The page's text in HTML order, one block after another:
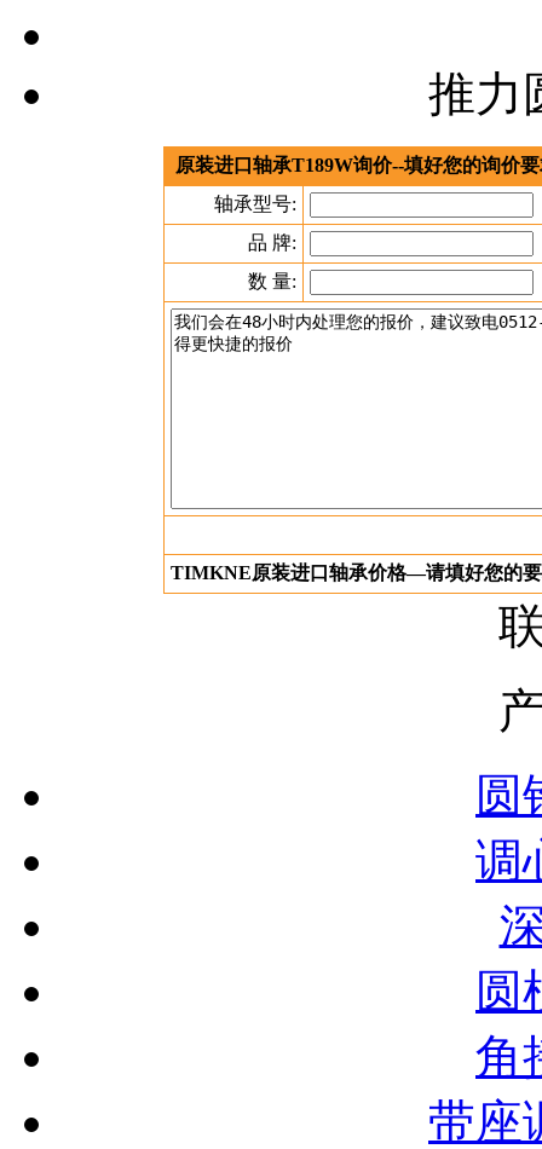
原装进口轴承T189W询价--填好您的询价
品 牌:
数 量:
TIMKNE原装进口轴承价格—请填好您的
调
角
带